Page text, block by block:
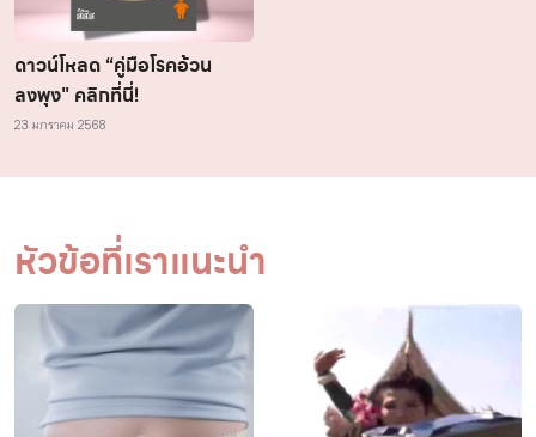
ดาวน์โหลด “คู่มือโรคอ้วน
ลงพุง" คลิกที่นี่!
23 มกราคม 2568
หัวข้อที่เราแนะนำ